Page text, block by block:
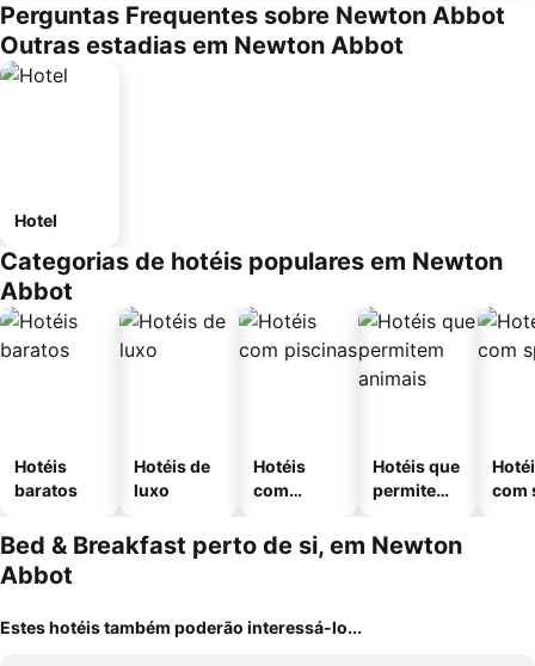
Perguntas Frequentes sobre Newton Abbot
Outras estadias em Newton Abbot
Hotel
Categorias de hotéis populares em Newton
Abbot
Hotéis
baratos
Hotéis de
luxo
Hotéis
com
Hotéis que
permitem
com
Bed & Breakfast perto de si, em Newton
Abbot
Estes hotéis também poderão interessá-lo...